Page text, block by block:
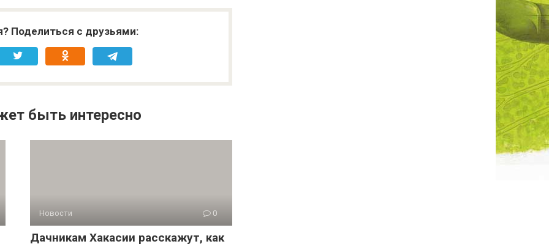
Поделиться с друзьями:
быть интересно
Новости 0
Дачникам Хакасии расскажут, как